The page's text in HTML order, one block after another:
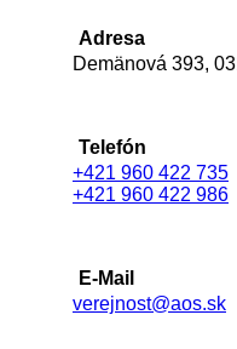
Adresa
Demänová 393,
Telefón
+421 960 422 735
+421 960 422 986
E-Mail
verejnost@aos.sk